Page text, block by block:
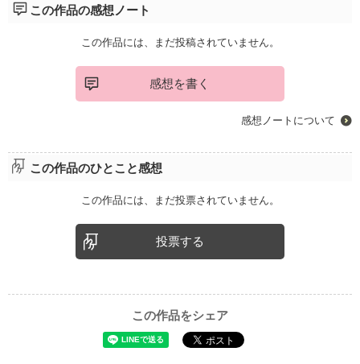
この作品の感想ノート
この作品には、まだ投稿されていません。
感想を書く
感想ノートについて
この作品のひとこと感想
この作品には、まだ投票されていません。
投票する
この作品をシェア